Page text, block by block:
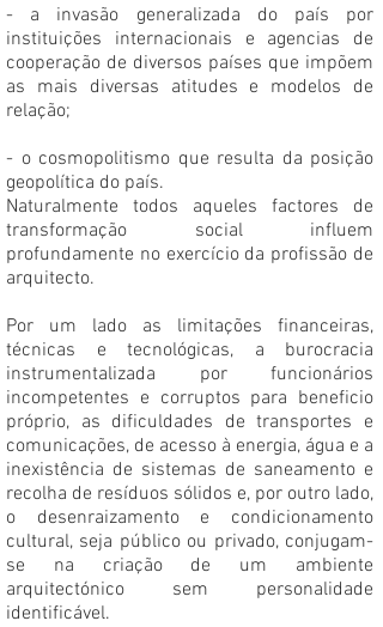
- a invasão generalizada do país por
instituições internacionais e agencias de
cooperação de diversos países que impõem
as mais diversas atitudes e modelos de
relação;
- o cosmopolitismo que resulta da posição
geopolítica do país.
Naturalmente todos aqueles factores de
transformação social influem
profundamente no exercício da profissão de
arquitecto.
Por um lado as limitações financeiras,
técnicas e tecnológicas, a burocracia
instrumentalizada por funcionários
incompetentes e corruptos para beneficio
próprio, as dificuldades de transportes e
comunicações, de acesso à energia, água e a
inexistência de sistemas de saneamento e
recolha de resíduos sólidos e, por outro lado,
o desenraizamento e condicionamento
cultural, seja público ou privado, conjugam-
se na criação de um ambiente
arquitectónico sem personalidade
identificável.